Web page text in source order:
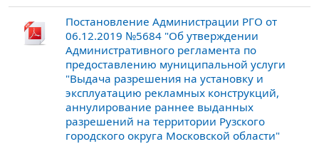
Постановление Администрации РГО от
06.12.2019 №5684 "Об утверждении
Административного регламента по
предоставлению муниципальной услуги
"Выдача разрешения на установку и
эксплуатацию рекламных конструкций,
аннулирование раннее выданных
разрешений на территории Рузского
городского округа Московской области"